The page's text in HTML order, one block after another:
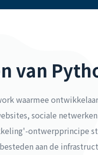
van
waarmee
sociale
ontwerpprincipe
aan de